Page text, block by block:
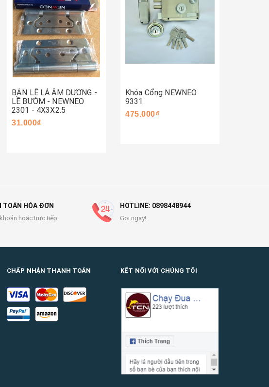
BẢN LỀ LÁ ÂM DƯƠNG -
LỀ BƯỚM - NEWNEO
2301 - 4X3X2.5
31.000₫
Khóa Cổng NEWNEO
9331
475.000₫
TOÁN HÓA ĐƠN
hoặc trực tiếp
HOTLINE: 0898448944
Gọi ngay!
CHẤP NHẬN THANH TOÁN KẾT NỐI VỚI CHÚNG TÔI